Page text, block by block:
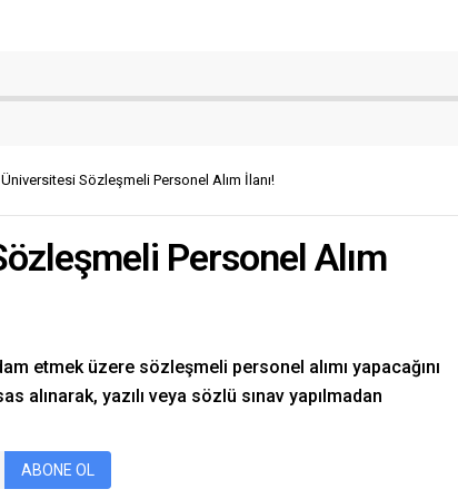
Sözleşmeli Personel Alım İlanı!
Personel Alım
etmek üzere sözleşmeli personel alımı yapacağını
alınarak, yazılı veya sözlü sınav yapılmadan
ABONE OL